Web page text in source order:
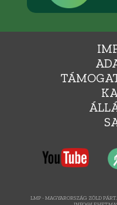
LMP - MAGYARORSZÁG ZÖLD